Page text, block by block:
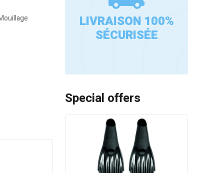
LIVRAISON 100%
SÉCURISÉE
Special offers